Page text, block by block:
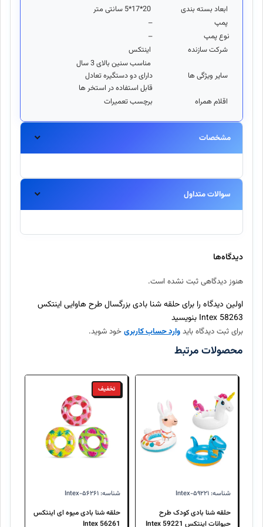
ابعاد بسته بندی
پمپ
–
نوع پمپ
–
شرکت سازنده
اینتکس
سایر ویژگی ها
مناسب سنین بالای 3 سال
دارای دو دستگیره تعادل
قابل استفاده در استخر ها
اقلام همراه
برچسب تعمیرات
مشخصات
سوالات متداول
آیا این محصول اورجینال است؟
بله، تمامی محصولات موجود در اینتکس مستقیماً از برندهای معتبر
ارسال سفارش چند روز طول میکشد؟
آیا امکان بازگرداندن کالا وجود دارد؟
دیدگاه‌ها
هنوز دیدگاهی ثبت نشده است.
اولین دیدگاه را برای حلقه شنا بادی بزرگسال طرح هاوایی اینتکس
58263 Intex بنویسید
برای ثبت دیدگاه بایدوارد حساب کاربریخود شوید.
محصولات مرتبط
شناسه: Intex-۵۹۲۲۱
حلقه شنا بادی کودک طرح
حیوانات اینتکس 59221 Intex
تخفیف
شناسه: Intex-۵۶۲۶۱
حلقه شنا بادی میوه ای اینتکس
56261 Intex